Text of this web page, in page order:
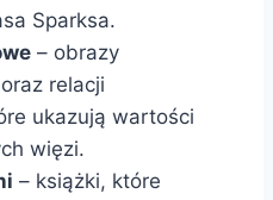
Sparksa.
– obrazy
relacji
ukazują wartości
więzi.
– książki, które